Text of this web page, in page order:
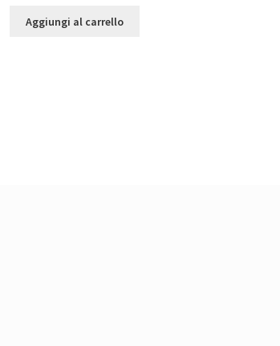
Aggiungi al carrello